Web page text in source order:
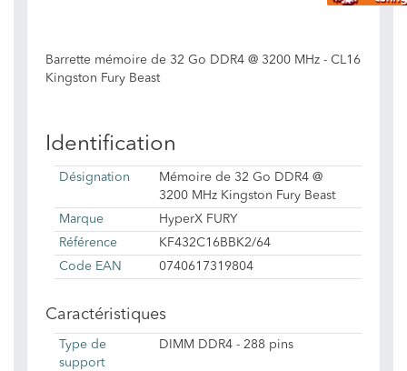
Barrette mémoire de 32 Go DDR4 @ 3200 MHz - CL16
Kingston Fury Beast
Identification
Désignation
Mémoire de 32 Go DDR4 @
3200 MHz Kingston Fury Beast
Marque
HyperX FURY
Référence
KF432C16BBK2/64
Code EAN
0740617319804
Caractéristiques
Type de
support
DIMM DDR4 - 288 pins